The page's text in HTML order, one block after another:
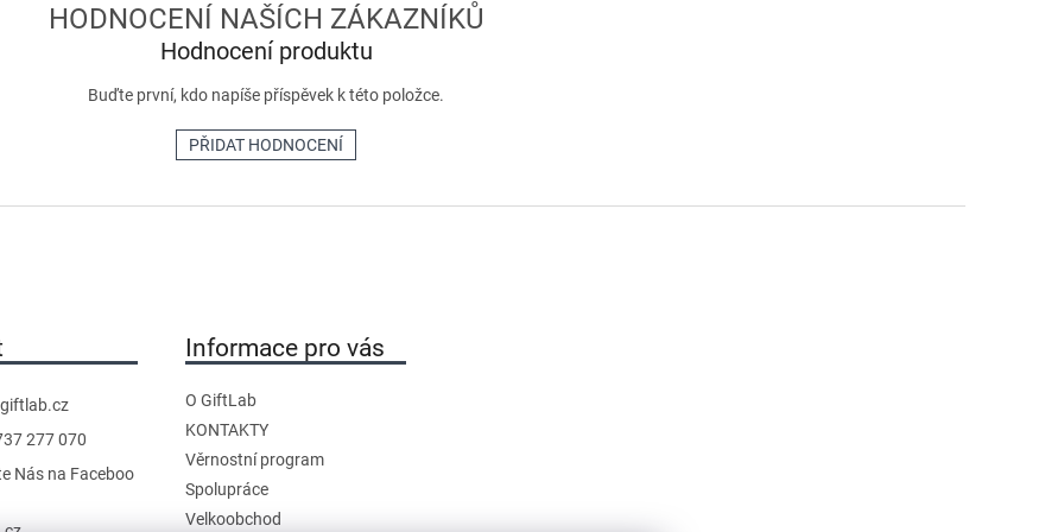
Hodnocení produktu
Buďte první, kdo napíše příspěvek k této položce.
PŘIDAT HODNOCENÍ
giftlab.cz
277 070
Nás na Faceboo
Informace pro vás
O GiftLab
KONTAKTY
Věrnostní program
Spolupráce
Velkoobchod